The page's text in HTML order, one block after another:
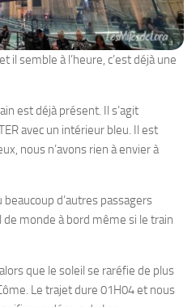
il semble à l’heure, c’est déjà une
est déjà présent. Il s’agit
avec un intérieur bleu. Il est
nous n’avons rien à envier à
beaucoup d’autres passagers
de monde à bord même si le train
que le soleil se raréfie de plus
Le trajet dure 01H04 et nous